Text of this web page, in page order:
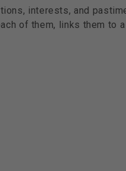
interests, and
of them, links them to a